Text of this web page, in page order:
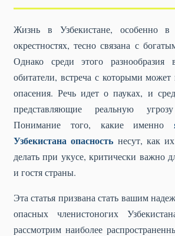
Жизнь в Узбекистане, особенно
окрестностях, тесно связана с
Однако среди этого разнообразия
обитатели, встреча с которыми может
опасения. Речь идет о пауках, и
представляющие реальную
Понимание того, какие именно
Узбекистана опасность несут, как
делать при укусе, критически важно
и гостя страны.
Эта статья призвана стать вашим
опасных членистоногих
рассмотрим наиболее